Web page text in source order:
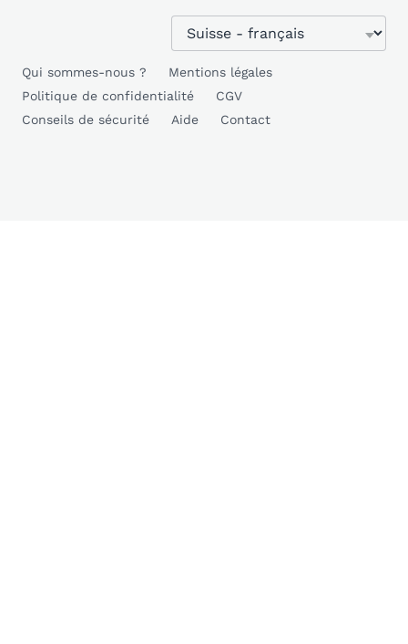
Qui sommes-nous ?
Mentions légales
Politique de confidentialité
CGV
Conseils de sécurité
Aide Contact